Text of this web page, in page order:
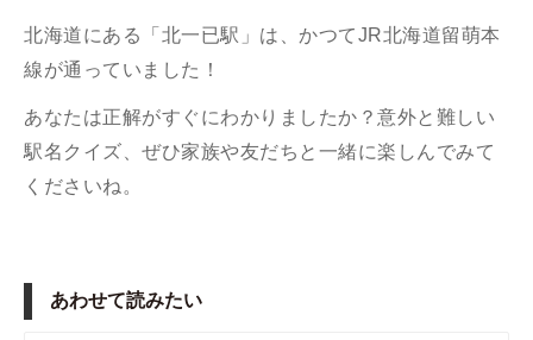
北海道にある「北一已駅」は、かつてJR北海道留萌本
線が通っていました！
あなたは正解がすぐにわかりましたか？意外と難しい
駅名クイズ、ぜひ家族や友だちと一緒に楽しんでみて
くださいね。
あわせて読みたい